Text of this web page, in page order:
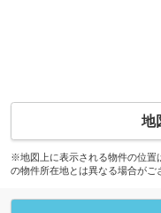
地
※地図上に表示される物件の位置
の物件所在地とは異なる場合がご